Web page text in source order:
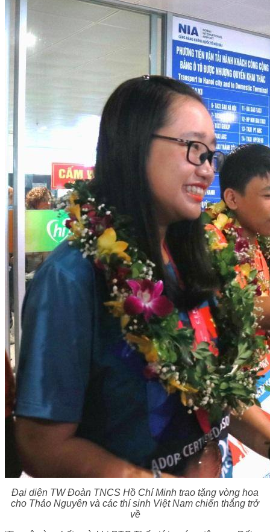
Đại diện TW Đoàn TNCS Hồ Chí Minh trao tặng vòng hoa
cho Thảo Nguyên và các thí sinh Việt Nam chiến thắng trở
về